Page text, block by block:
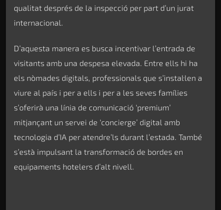
qualitat després de la inspecció per part d’un jurat
internacional.
D’aquesta manera es busca incentivar l’entrada de
visitants amb una despesa elevada. Entre ells hi ha
els nòmades digitals, professionals que s’instal·len a
viure al país i per a ells i per a les seves famílies
s’oferirà una línia de comunicació ‘premium’
mitjançant un servei de ‘concierge’ digital amb
tecnologia d’IA per atendre’ls durant l’estada. També
s’està impulsant la transformació de bordes en
equipaments hotelers d’alt nivell.